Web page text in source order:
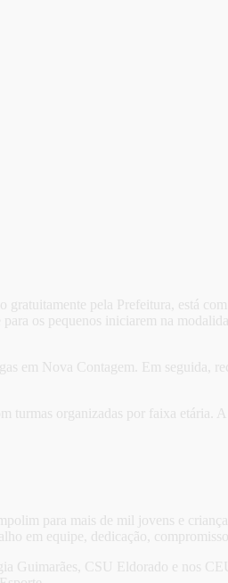
pela Prefeitura, está
os pequenos iniciarem na
em Nova Contagem. Em seguida,
turmas organizadas por faixa etária.
para mais de mil jovens e
em equipe, dedicação,
Guimarães, CSU Eldorado e nos